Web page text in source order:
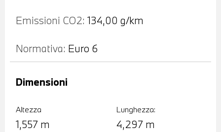
Emissioni CO2: 134,00 g/km
Normativa: Euro 6
Altezza
1,557 m
Lunghezza:
4,297 m
Dimensioni